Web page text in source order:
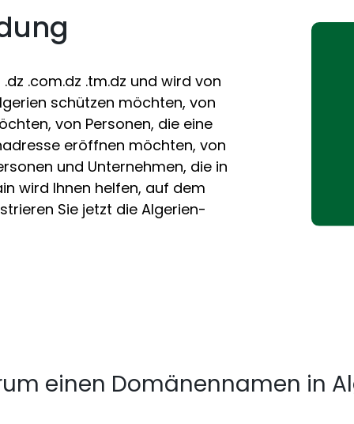
.com.dz .tm.dz und wird von
schützen möchten, von
von Personen, die eine
eröffnen möchten, von
und Unternehmen, die in
wird Ihnen helfen, auf dem
Sie jetzt die Algerien-
einen Domänennamen in